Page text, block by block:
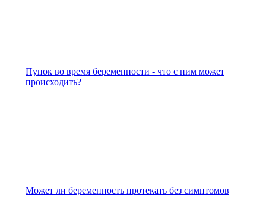
Пупок во время беременности - что с ним может
происходить?
Может ли беременность протекать без симптомов